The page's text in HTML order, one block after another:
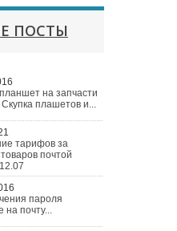
ПОСТЫ
на запчасти
плашетов и...
тарифов за
почтой
пароля
почту...